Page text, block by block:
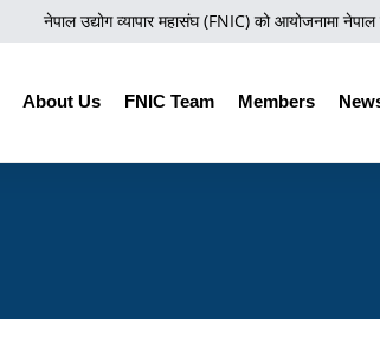
नेपाल उद्योग व्यापार महासंघ (FNIC) को आयोजनामा नेपाल
About Us FNIC Team Members